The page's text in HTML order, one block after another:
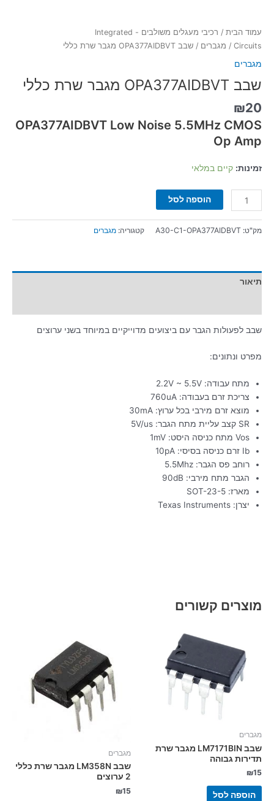
עמוד הבית /
רכיבי מעגלים משולבים - Integrated
Circuits
/ מגברים / שבב OPA377AIDBVT מגבר שרת כללי
מגברים
שבב OPA377AIDBVT מגבר שרת כללי
₪20
OPA377AIDBVT Low Noise 5.5MHz CMOS
Op Amp
זמינות: קיים במלאי
הוספה לסל
מק"ט: A30-C1-OPA377AIDBVT קטגוריה: מגברים
תיאור
שבב לפעולות הגבר עם ביצועים מדוייקיים במיוחד בשני ערוצים
מפרט ונתונים:
מתח עבודה: 2.2V ~ 5.5V
צריכת זרם בעבודה: 760uA
מוצא זרם מירבי בכל ערוץ: 30mA
SR קצב עליית מתח הגבר: 5V/us
Vos מתח כניסה היסט: 1mV
Ib זרם כניסה בסיסי: 10pA
רוחב פס הגבר: 5.5Mhz
הגבר מתח מירבי: 90dB
מארז: SOT-23-5
יצרן: Texas Instruments
מוצרים קשורים
מגברים
שבב LM7171BIN מגבר שרת
תדירות גבוהה
₪15
הוספה לסל
מגברים
שבב LM358N מגבר שרת כללי
2 ערוצים
₪15